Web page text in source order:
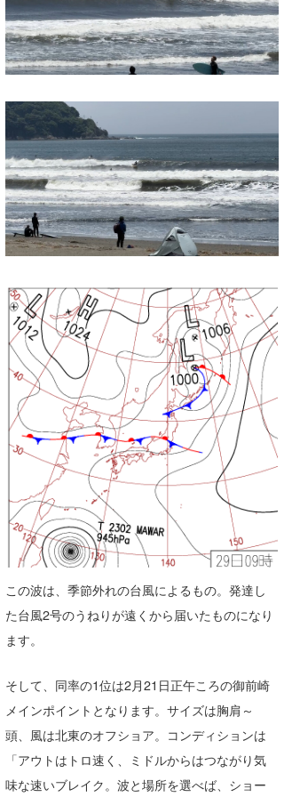
この波は、季節外れの台風によるもの。発達し
た台風2号のうねりが遠くから届いたものになり
ます。
そして、同率の1位は2月21日正午ころの御前崎
メインポイントとなります。サイズは胸肩～
頭、風は北東のオフショア。コンディションは
「アウトはトロ速く、ミドルからはつながり気
味な速いブレイク。波と場所を選べば、ショー